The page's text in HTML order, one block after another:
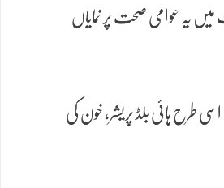
میں یہ عوامی صحت پر نمایاں
طرح ہائی بلڈ پریشر، خون کی